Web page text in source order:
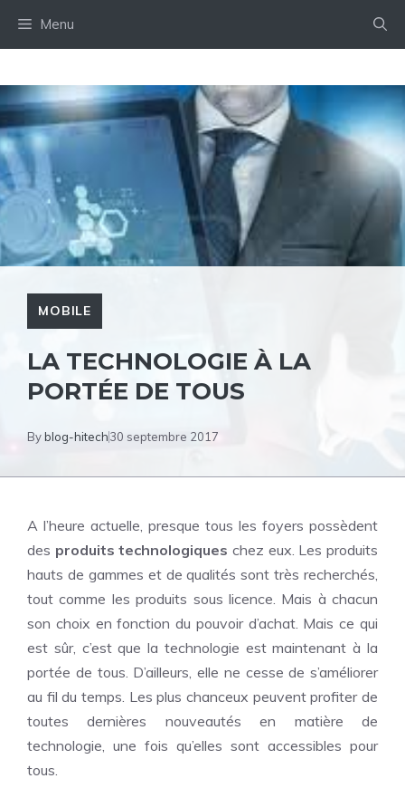
Menu
MOBILE
LA TECHNOLOGIE À LA
PORTÉE DE TOUS
Byblog-hitech30 septembre 2017
A l’heure actuelle, presque tous les foyers possèdent
des produits technologiques chez eux. Les produits
hauts de gammes et de qualités sont très recherchés,
tout comme les produits sous licence. Mais à chacun
son choix en fonction du pouvoir d’achat. Mais ce qui
est sûr, c’est que la technologie est maintenant à la
portée de tous. D’ailleurs, elle ne cesse de s’améliorer
au fil du temps. Les plus chanceux peuvent profiter de
toutes dernières nouveautés en matière de
technologie, une fois qu’elles sont accessibles pour
tous.